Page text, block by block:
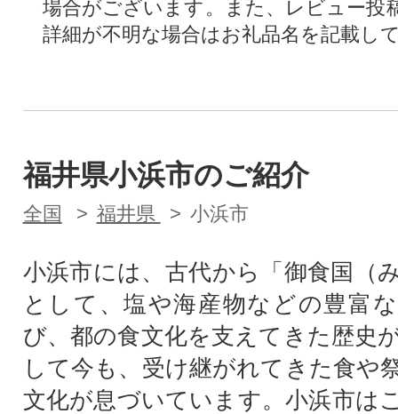
場合がございます。また、レビュー投
詳細が不明な場合はお礼品名を記載し
福井県小浜市のご紹介
全国 福井県 小浜市
小浜市には、古代から「御食国（
として、塩や海産物などの豊富
び、都の食文化を支えてきた歴史
して今も、受け継がれてきた食や
文化が息づいています。小浜市は